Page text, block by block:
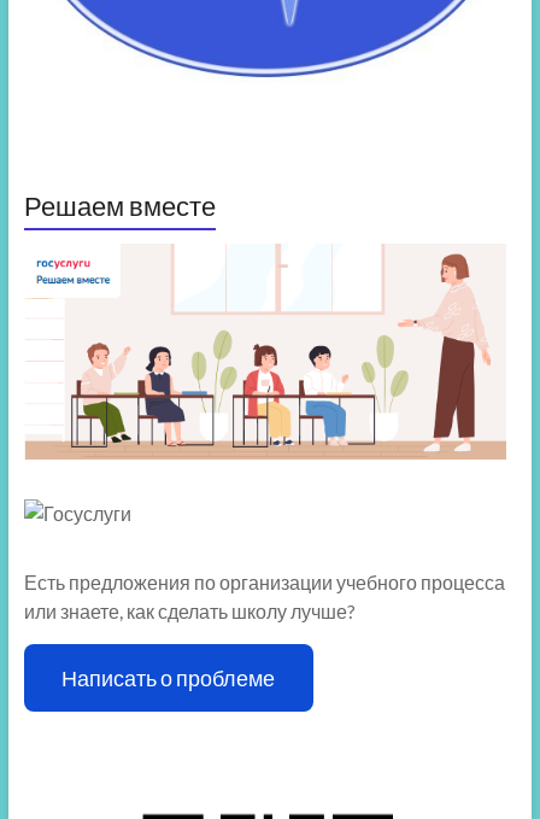
Решаем вместе
Есть предложения по организации учебного процесса
или знаете, как сделать школу лучше?
Написать о проблеме